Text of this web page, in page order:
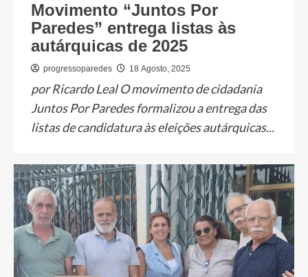
Movimento “Juntos Por
Paredes” entrega listas às
autárquicas de 2025
progressoparedes 18 Agosto, 2025
por Ricardo Leal O movimento de cidadania
Juntos Por Paredes formalizou a entrega das
listas de candidatura às eleições autárquicas...